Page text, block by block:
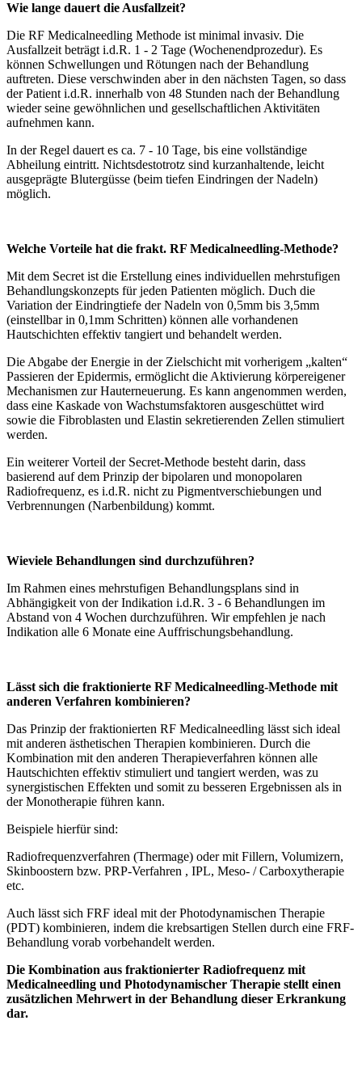
Wie lange dauert die Ausfallzeit?
Die RF Medicalneedling Methode ist minimal invasiv. Die
Ausfallzeit beträgt i.d.R. 1 - 2 Tage (Wochenendprozedur). Es
können Schwellungen und Rötungen nach der Behandlung
auftreten. Diese verschwinden aber in den nächsten Tagen, so dass
der Patient i.d.R. innerhalb von 48 Stunden nach der Behandlung
wieder seine gewöhnlichen und gesellschaftlichen Aktivitäten
aufnehmen kann.
In der Regel dauert es ca. 7 - 10 Tage, bis eine vollständige
Abheilung eintritt. Nichtsdestotrotz sind kurzanhaltende, leicht
ausgeprägte Blutergüsse (beim tiefen Eindringen der Nadeln)
möglich.
Welche Vorteile hat die frakt. RF Medicalneedling-Methode?
Mit dem Secret ist die Erstellung eines individuellen mehrstufigen
Behand­lungskonzepts für jeden Patienten möglich. Duch die
Variation der Eindringtiefe der Nadeln von 0,5mm bis 3,5mm
(einstellbar in 0,1mm Schritten) können alle vorhandenen
Hautschichten effektiv tangiert und behandelt werden.
Die Abgabe der Energie in der Zielschicht mit vorherigem „kalten“
Passieren der Epidermis, ermöglicht die Aktivierung körpereigener
Mechanismen zur Haut­erneuerung. Es kann angenommen werden,
dass eine Kaskade von Wachstums­faktoren ausgeschüttet wird
sowie die Fibroblasten und Elastin sekretierenden Zellen stimuliert
werden.
Ein weiterer Vorteil der Secret-Methode besteht darin, dass
basierend auf dem Prinzip der bipolaren und monopolaren
Radiofrequenz, es i.d.R. nicht zu Pigment­verschiebungen und
Verbrennungen (Narbenbildung) kommt.
Wieviele Behandlungen sind durchzuführen?
Im Rahmen eines mehrstufigen Behandlungsplans sind in
Abhängigkeit von der Indikation i.d.R. 3 - 6 Behandlungen im
Abstand von 4 Wochen durchzuführen. Wir empfehlen je nach
Indikation alle 6 Monate eine Auffrischungsbehandlung.
Lässt sich die fraktionierte RF Medicalneedling-Methode mit
anderen Verfahren kombinieren?
Das Prinzip der fraktionierten RF Medicalneedling lässt sich ideal
mit anderen ästhetischen Therapien kombinieren. Durch die
Kombination mit den anderen Therapieverfahren können alle
Hautschichten effektiv stimuliert und tangiert werden, was zu
synergistischen Effekten und somit zu besseren Ergebnissen als in
der Monotherapie führen kann.
Beispiele hierfür sind:
Radiofrequenzverfahren (Thermage) oder mit Fillern, Volumizern,
Skinboostern bzw. PRP-Verfahren , IPL, Meso- / Carboxytherapie
etc.
Auch lässt sich FRF ideal mit der Photodynamischen Therapie
(PDT) kombinieren, indem die krebsartigen Stellen durch eine FRF-
Behandlung vorab vorbehandelt werden.
Die Kombination aus fraktionierter Radiofrequenz mit
Medicalneedling und Photodynamischer Therapie stellt einen
zusätzlichen Mehrwert in der Behandlung dieser Erkrankung
dar.